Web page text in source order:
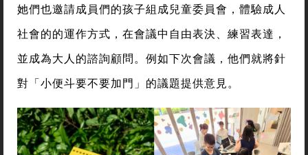
她們也邀請成員們的孩子組成兒童委員會，體驗成人
社會的的運作方式，在會議中自由表決、練習表達，
並成為大人的諮詢顧問。例如下次會議，他們就將針
對「小便斗要不要加門」的議題提供意見。